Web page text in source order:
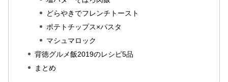
どらやきでフレンチトースト
ポテトチップス×パスタ
マシュマロック
背徳グルメ飯2019のレシピ5品
まとめ